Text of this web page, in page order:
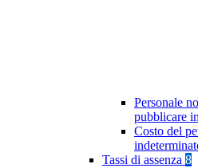
Personale
pubblicare
Costo del
Tassi di assenza 8